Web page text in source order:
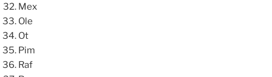
Mex
Ole
Ot
Pim
Raf